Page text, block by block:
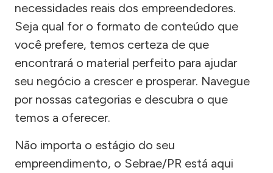
necessidades reais dos empreendedores.
Seja qual for o formato de conteúdo que
você prefere, temos certeza de que
encontrará o material perfeito para ajudar
seu negócio a crescer e prosperar. Navegue
por nossas categorias e descubra o que
temos a oferecer.
Não importa o estágio do seu
empreendimento, o Sebrae/PR está aqui